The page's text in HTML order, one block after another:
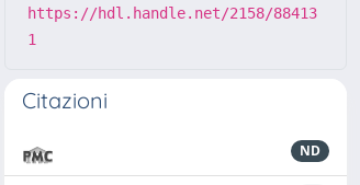
https://hdl.handle.net/2158/88413
1
Citazioni
ND